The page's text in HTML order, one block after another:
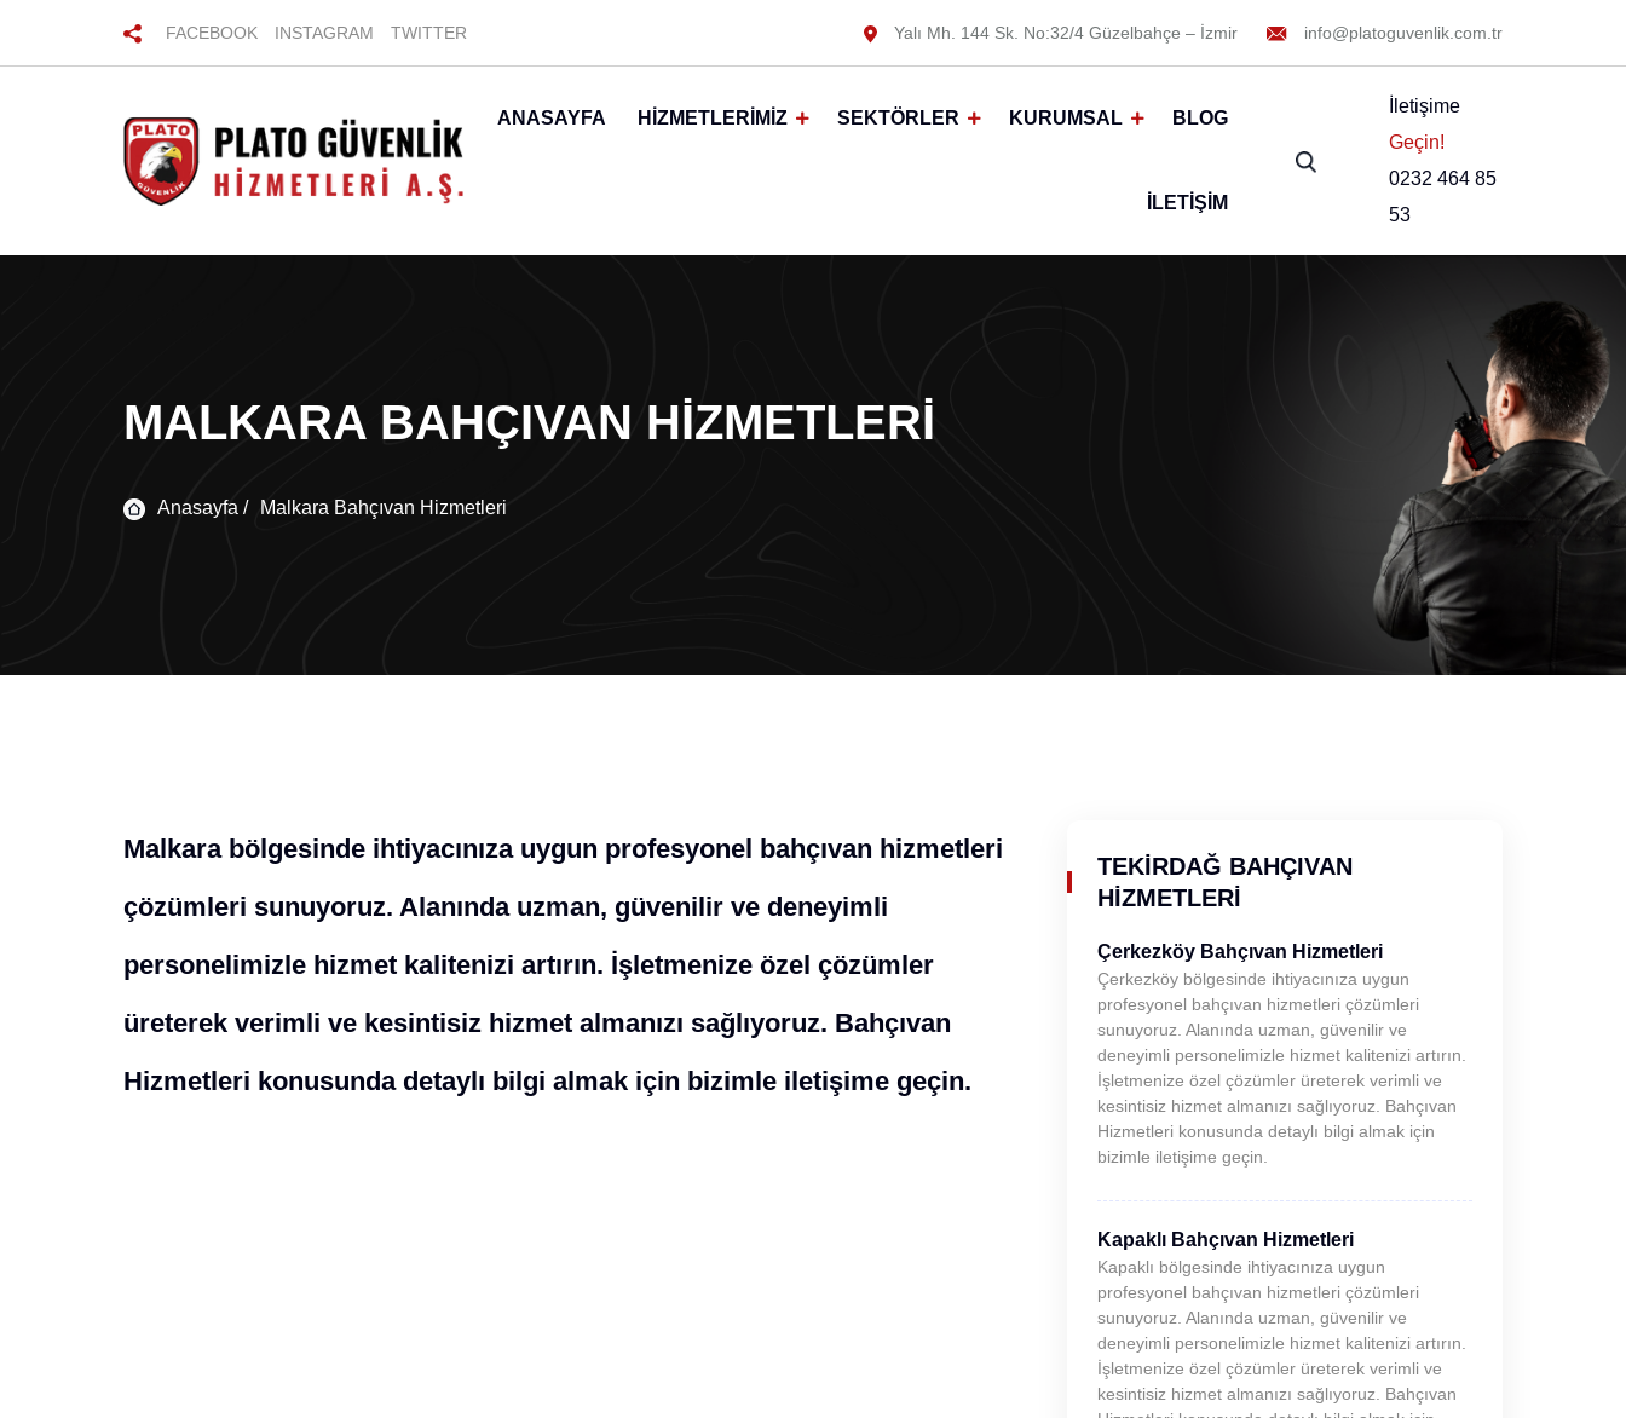
FACEBOOK INSTAGRAM TWITTER Yalı Mh. 144 Sk. No:32/4 Güzelbahçe – İzmir info@platoguvenlik.com.tr
ANASAYFA HIZMETLERIMIZ SEKTÖRLER KURUMSAL BLOG
İLETIŞIM
İletişime
Geçin!
0232 464 85
53
MALKARA BAHÇIVAN HIZMETLERI
Anasayfa / Malkara Bahçıvan Hizmetleri
Malkara bölgesinde ihtiyacınıza uygun profesyonel bahçıvan hizmetleri
çözümleri sunuyoruz. Alanında uzman, güvenilir ve deneyimli
personelimizle hizmet kalitenizi artırın. İşletmenize özel çözümler
üreterek verimli ve kesintisiz hizmet almanızı sağlıyoruz. Bahçıvan
Hizmetleri konusunda detaylı bilgi almak için bizimle iletişime geçin.
TEKIRDAĞ BAHÇIVAN
HIZMETLERI
Çerkezköy Bahçıvan Hizmetleri
Çerkezköy bölgesinde ihtiyacınıza uygun
profesyonel bahçıvan hizmetleri çözümleri
sunuyoruz. Alanında uzman, güvenilir ve
deneyimli personelimizle hizmet kalitenizi artırın.
İşletmenize özel çözümler üreterek verimli ve
kesintisiz hizmet almanızı sağlıyoruz. Bahçıvan
Hizmetleri konusunda detaylı bilgi almak için
bizimle iletişime geçin.
Kapaklı Bahçıvan Hizmetleri
Kapaklı bölgesinde ihtiyacınıza uygun
profesyonel bahçıvan hizmetleri çözümleri
sunuyoruz. Alanında uzman, güvenilir ve
deneyimli personelimizle hizmet kalitenizi artırın.
İşletmenize özel çözümler üreterek verimli ve
kesintisiz hizmet almanızı sağlıyoruz. Bahçıvan